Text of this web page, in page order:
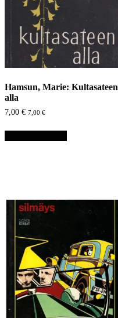
Hamsun, Marie: Kultasateen
alla
7,00 € 7,00 €